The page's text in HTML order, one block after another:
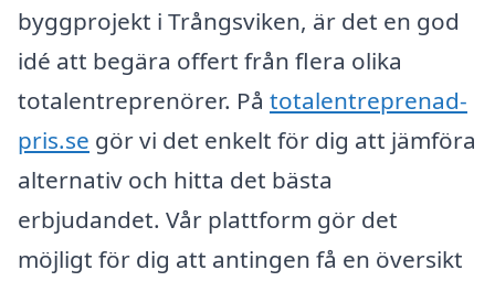
byggprojekt i Trångsviken, är det en god
idé att begära offert från flera olika
totalentreprenörer. På totalentreprenad-
pris.se gör vi det enkelt för dig att jämföra
alternativ och hitta det bästa
erbjudandet. Vår plattform gör det
möjligt för dig att antingen få en översikt